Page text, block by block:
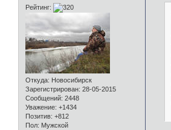
Рейтинг:
Откуда: Новосибирск
Зарегистрирован: 28-05-2015
Сообщений: 2448
Уважение: +1434
Позитив: +812
Пол: Мужской